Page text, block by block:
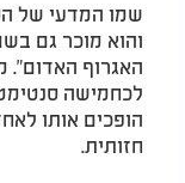
והוא מוכר גם
האגרוף האדום".
לכחמישה
הופכים אותו
חזותית.